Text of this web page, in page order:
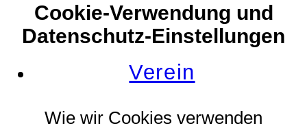
Verein
Cookie-Verwendung und
Datenschutz-Einstellungen
Wie wir Cookies verwenden